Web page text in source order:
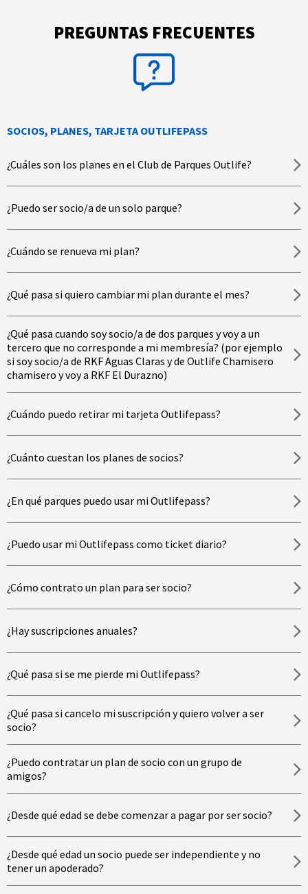
PREGUNTAS FRECUENTES
SOCIOS, PLANES, TARJETA OUTLIFEPASS
¿Cuáles son los planes en el Club de Parques Outlife?
¿Puedo ser socio/a de un solo parque?
¿Cuándo se renueva mi plan?
¿Qué pasa si quiero cambiar mi plan durante el mes?
¿Qué pasa cuando soy socio/a de dos parques y voy a un
tercero que no corresponde a mi membresía? (por ejemplo
si soy socio/a de RKF Aguas Claras y de Outlife Chamisero
chamisero y voy a RKF El Durazno)
¿Cuándo puedo retirar mi tarjeta Outlifepass?
¿Cuánto cuestan los planes de socios?
¿En qué parques puedo usar mi Outlifepass?
¿Puedo usar mi Outlifepass como ticket diario?
¿Cómo contrato un plan para ser socio?
¿Hay suscripciones anuales?
¿Qué pasa si se me pierde mi Outlifepass?
¿Qué pasa si cancelo mi suscripción y quiero volver a ser
socio?
¿Puedo contratar un plan de socio con un grupo de
amigos?
¿Desde qué edad se debe comenzar a pagar por ser socio?
¿Desde qué edad un socio puede ser independiente y no
tener un apoderado?